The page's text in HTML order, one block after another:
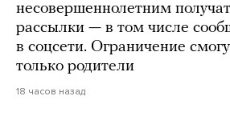
несовершеннолетним
рассылки — в том числе
в соцсети. Ограничение
только родители
18 часов назад